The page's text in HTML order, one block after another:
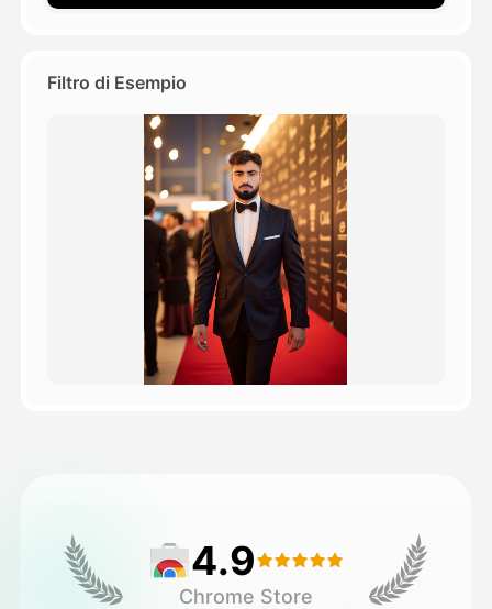
Blog
Filtro di Esempio
4.9
Chrome Store